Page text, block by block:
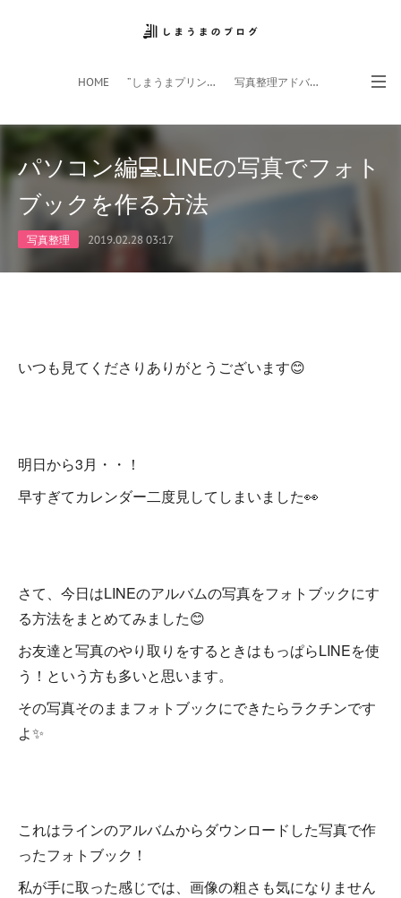
HOME ”しまうまプリント”サイト 写真整理アドバイザー
パソコン編💻LINEの写真でフォト
ブックを作る方法
写真整理 2019.02.28 03:17
いつも見てくださりありがとうございます😊
明日から3月・・！
早すぎてカレンダー二度見してしまいました👀
さて、今日はLINEのアルバムの写真をフォトブックにす
る方法をまとめてみました😊
お友達と写真のやり取りをするときはもっぱらLINEを使
う！という方も多いと思います。
その写真そのままフォトブックにできたらラクチンです
よ✨
これはラインのアルバムからダウンロードした写真で作
ったフォトブック！
私が手に取った感じでは、画像の粗さも気になりません